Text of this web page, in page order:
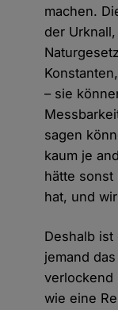
machen.
der
– sie
sagen
kaum je
hätte sonst
hat, und
Deshalb
jemand
verlockend
wie eine